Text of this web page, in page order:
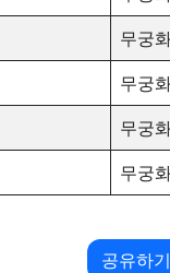
무궁
무궁
무궁
무궁
공유하